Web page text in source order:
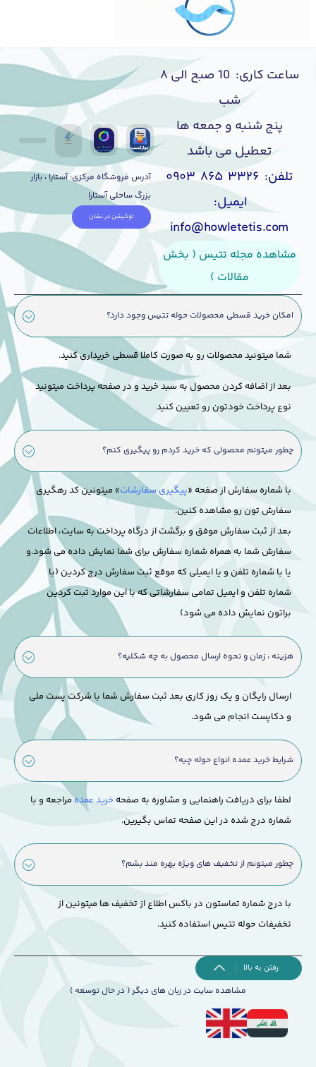
ساعت کاری: 10 صبح الی ۸
شب
پنج شنبه و جمعه ها
تعطیل می باشد
تلفن: ۳۳۲۶ ۸۶۵ ۰۹۰۳
ایمیل:
info@howletetis.com
مشاهده مجله تتیس ( بخش
مقالات )
آدرس فروشگاه مرکزی: آستارا ، بازار
بزرگ ساحلی آستارا
لوکیشن در نشان
امکان خرید قسطی محصولات حوله تتیس وجود دارد؟
شما میتونید محصولات رو به صورت کاملا قسطی خریداری کنید.
بعد از اضافه کردن محصول به سبد خرید و در صفحه پرداخت میتونید
نوع پرداخت خودتون رو تعیین کنید
چطور میتونم محصولی که خرید کردم رو پیگیری کنم؟
با شماره سفارش از صفحه «پیگیری سفارشات» میتونین کد رهگیری
سفارش تون رو مشاهده کنین.
بعد از ثبت سفارش موفق و برگشت از درگاه پرداخت به سایت، اطلاعات
سفارش شما به همراه شماره سفارش برای شما نمایش داده می شود.و
یا با شماره تلفن و یا ایمیلی که موقع ثبت سفارش درج کردین (با
شماره تلفن و ایمیل تمامی سفارشاتی که با این موارد ثبت کردین
براتون نمایش داده می شود)
هزینه ، زمان و نحوه ارسال محصول به چه شکلیه؟
ارسال رایگان و یک روز کاری بعد ثبت سفارش شما با شرکت پست ملی
و دکاپست انجام می شود.
شرایط خرید عمده انواع حوله چیه؟
لطفا برای دریافت راهنمایی و مشاوره به صفحه خرید عمدهمراجعه و با
شماره درج شده در این صفحه تماس بگیرین.
چطور میتونم از تخفیف های ویژه بهره مند بشم؟
با درج شماره تماستون در باکس اطلاع از تخفیف ها میتونین از
تخفیفات حوله تتیس استفاده کنید.
رفتن به بالا
مشاهده سایت در زبان های دیگر ( در حال توسعه )